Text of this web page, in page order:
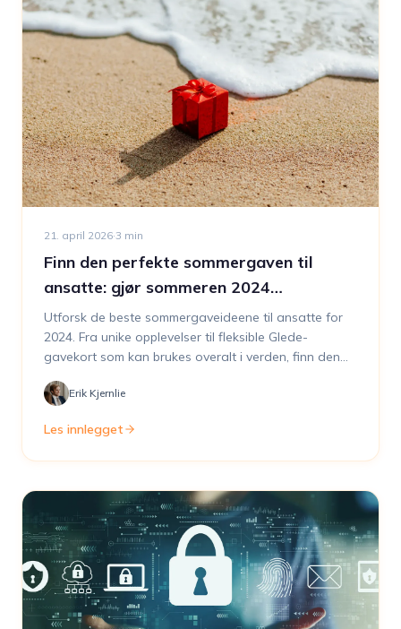
21. april 2026·3 min
Finn den perfekte sommergaven til
ansatte: gjør sommeren 2024
uforglemmelig
Utforsk de beste sommergaveideene til ansatte for
2024. Fra unike opplevelser til fleksible Glede-
gavekort som kan brukes overalt i verden, finn den
Erik Kjernlie
Les innlegget